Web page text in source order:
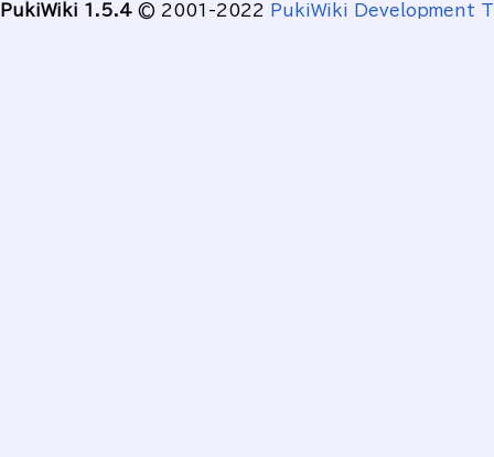
PukiWiki 1.5.4 © 2001-2022 PukiWiki Development